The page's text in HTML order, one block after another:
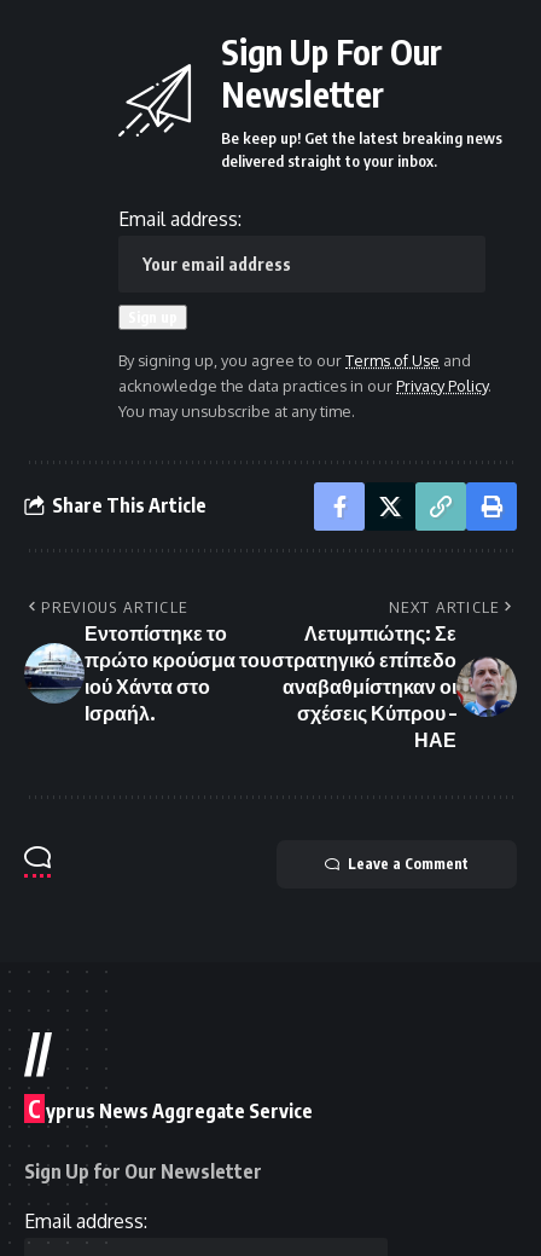
Sign Up For Our
Newsletter
Be keep up! Get the latest breaking news
delivered straight to your inbox.
Email address:
By signing up, you agree to ourTerms of Use and
acknowledge the data practices in ourPrivacy Policy.
You may unsubscribe at any time.
Share This Article
PREVIOUS ARTICLE
Εντοπίστηκε το
πρώτο κρούσμα του
ιού Χάντα στο
Ισραήλ.
NEXT ARTICLE
Λετυμπιώτης: Σε
στρατηγικό επίπεδο
αναβαθμίστηκαν οι
σχέσεις Κύπρου –
ΗΑΕ
Leave a Comment
//
C yprus News Aggregate Service
Sign Up for Our Newsletter
Email address: